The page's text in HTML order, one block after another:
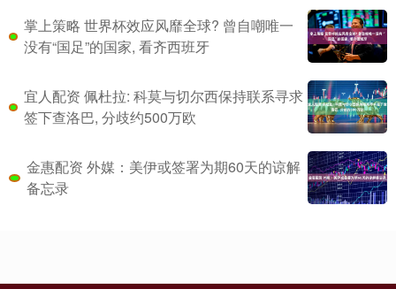
掌上策略 世界杯效应风靡全球? 曾自嘲唯一
没有“国足”的国家, 看齐西班牙
宜人配资 佩杜拉: 科莫与切尔西保持联系寻求
签下查洛巴, 分歧约500万欧
金惠配资 外媒：美伊或签署为期60天的谅解
备忘录